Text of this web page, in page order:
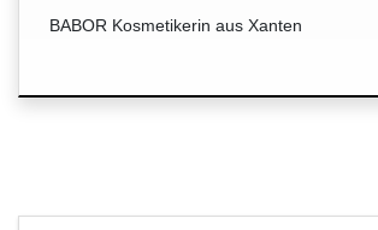
BABOR Kosmetikerin aus Xanten